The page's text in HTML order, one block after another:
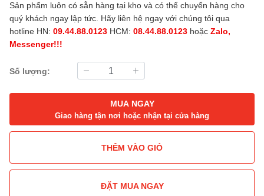
Sản phẩm luôn có sẵn hàng tại kho và có thể chuyển hàng cho
quý khách ngay lập tức. Hãy liên hệ ngay với chúng tôi qua
hotline HN: 09.44.88.0123 HCM: 08.44.88.0123 hoặc Zalo,
Messenger!!!
Số lượng:
MUA NGAY
Giao hàng tận nơi hoặc nhận tại cửa hàng
THÊM VÀO GIỎ
ĐẶT MUA NGAY